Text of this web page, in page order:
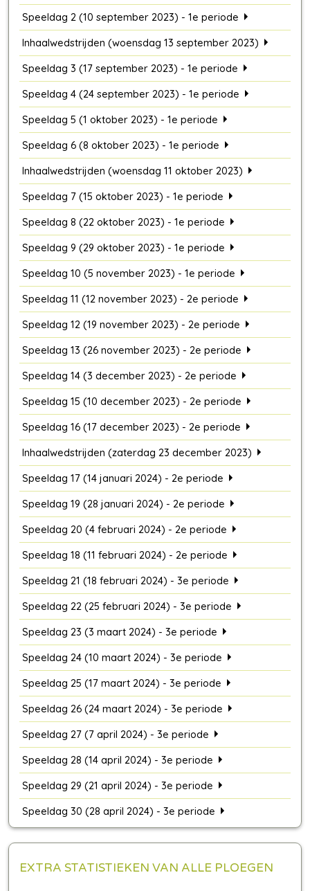
Speeldag 2 (10 september 2023) - 1e periode
Inhaalwedstrijden (woensdag 13 september 2023)
Speeldag 3 (17 september 2023) - 1e periode
Speeldag 4 (24 september 2023) - 1e periode
Speeldag 5 (1 oktober 2023) - 1e periode
Speeldag 6 (8 oktober 2023) - 1e periode
Inhaalwedstrijden (woensdag 11 oktober 2023)
Speeldag 7 (15 oktober 2023) - 1e periode
Speeldag 8 (22 oktober 2023) - 1e periode
Speeldag 9 (29 oktober 2023) - 1e periode
Speeldag 10 (5 november 2023) - 1e periode
Speeldag 11 (12 november 2023) - 2e periode
Speeldag 12 (19 november 2023) - 2e periode
Speeldag 13 (26 november 2023) - 2e periode
Speeldag 14 (3 december 2023) - 2e periode
Speeldag 15 (10 december 2023) - 2e periode
Speeldag 16 (17 december 2023) - 2e periode
Inhaalwedstrijden (zaterdag 23 december 2023)
Speeldag 17 (14 januari 2024) - 2e periode
Speeldag 19 (28 januari 2024) - 2e periode
Speeldag 20 (4 februari 2024) - 2e periode
Speeldag 18 (11 februari 2024) - 2e periode
Speeldag 21 (18 februari 2024) - 3e periode
Speeldag 22 (25 februari 2024) - 3e periode
Speeldag 23 (3 maart 2024) - 3e periode
Speeldag 24 (10 maart 2024) - 3e periode
Speeldag 25 (17 maart 2024) - 3e periode
Speeldag 26 (24 maart 2024) - 3e periode
Speeldag 27 (7 april 2024) - 3e periode
Speeldag 28 (14 april 2024) - 3e periode
Speeldag 29 (21 april 2024) - 3e periode
Speeldag 30 (28 april 2024) - 3e periode
EXTRA STATISTIEKEN VAN ALLE PLOEGEN